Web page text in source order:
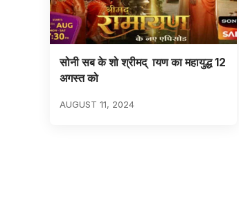
सोनी सब के शो श्रीमद् ायण का महायुद्ध 12
अगस्त को
AUGUST 11, 2024